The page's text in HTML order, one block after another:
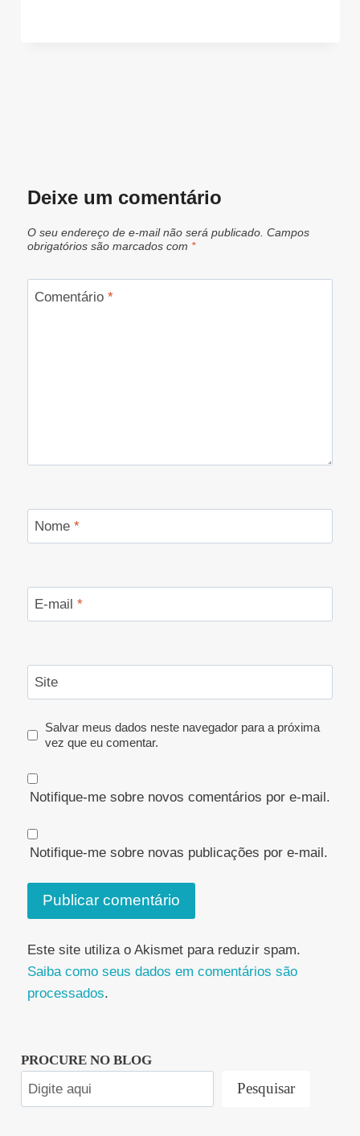
Deixe um comentário
O seu endereço de e-mail não será publicado. Campos
obrigatórios são marcados com *
Comentário *
Nome *
E-mail *
Site
Salvar meus dados neste navegador para a próxima
vez que eu comentar.
Notifique-me sobre novos comentários por e-mail.
Notifique-me sobre novas publicações por e-mail.
Este site utiliza o Akismet para reduzir spam.
Saiba como seus dados em comentários são
processados.
PROCURE NO BLOG
Pesquisar